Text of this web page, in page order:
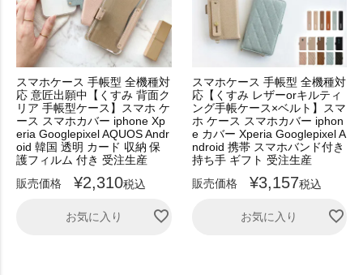
スマホケース 手帳型 全機種対
応 意匠出願中【くすみ 背面ク
リア 手帳型ケース】スマホ ケ
ース スマホカバー iphone Xp
eria Googlepixel AQUOS Andr
oid 韓国 透明 カード 収納 保
護フィルム 付き 受注生産
販売価格
¥2,310税込
お気に入り
スマホケース 手帳型 全機種対
応【くすみ レザーorキルティ
ング手帳ケース×ベルト】スマ
ホ ケース スマホカバー iphon
e カバー Xperia Googlepixel A
ndroid 携帯 スマホバンド付き
持ち手 ギフト 受注生産
販売価格
¥3,157税込
お気に入り